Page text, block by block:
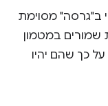
מסוימת
שמורים במטמון
כך שהם יהיו